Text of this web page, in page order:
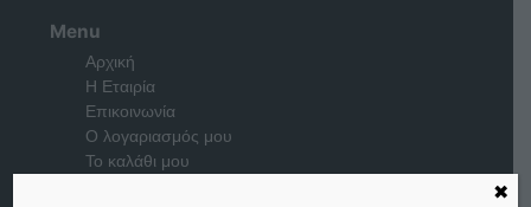
Menu
Αρχική
Η Εταιρία
Επικοινωνία
Ο λογαριασμός μου
Το καλάθι μου
✖